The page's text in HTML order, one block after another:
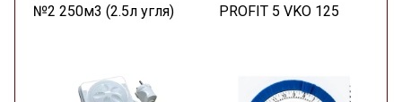
№2 250м3 (2.5л угля)
PROFIT 5 VKO 125